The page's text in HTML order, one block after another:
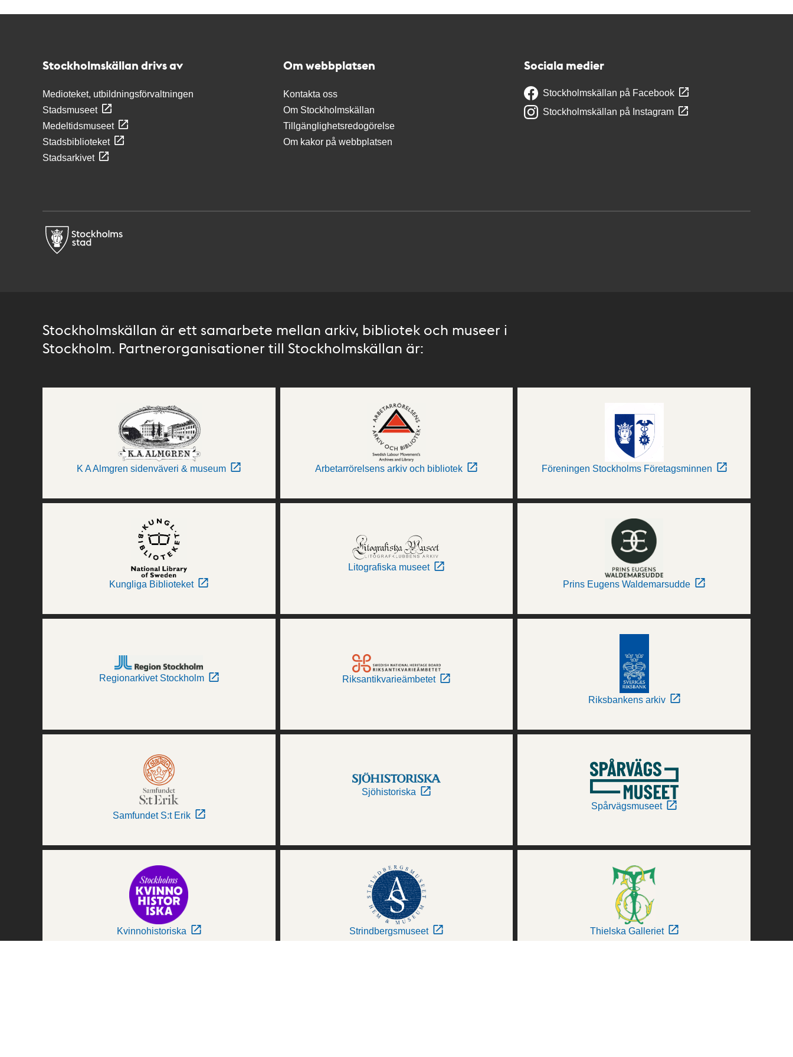
Stockholmskällan drivs av
Medioteket, utbildningsförvaltningen
Stadsmuseet
Medeltidsmuseet
Stadsbiblioteket
Stadsarkivet
Om webbplatsen
Kontakta oss
Om Stockholmskällan
Tillgänglighetsredogörelse
Om kakor på webbplatsen
Sociala medier
Stockholmskällan på Facebook
Stockholmskällan på Instagram
Stockholmskällan är ett samarbete mellan arkiv, bibliotek och museer i
Stockholm. Partnerorganisationer till Stockholmskällan är:
K A Almgren sidenväveri & museum Arbetarrörelsens arkiv och bibliotek Föreningen Stockholms Företagsminnen
Kungliga Biblioteket
Litografiska museet
Prins Eugens Waldemarsudde
Regionarkivet Stockholm Riksantikvarieämbetet
Riksbankens arkiv
Samfundet S:t Erik
Sjöhistoriska
Spårvägsmuseet
Kvinnohistoriska Strindbergsmuseet Thielska Galleriet